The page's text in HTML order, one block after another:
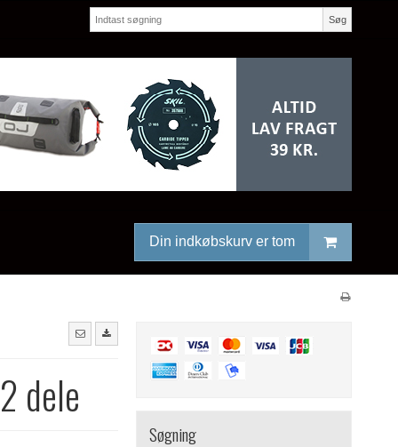
Søg
Din indkøbskurv er tom
dele
Søgning